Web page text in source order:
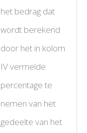
het bedrag dat
wordt berekend
door het in kolom
IV vermelde
percentage te
nemen van het
gedeelte van het